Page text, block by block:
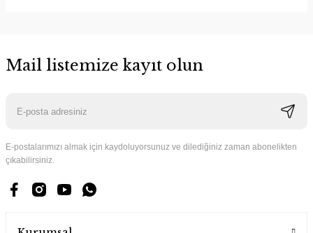
Mail listemize kayıt olun
E-postalarımızı almak için kaydoluyorsunuz ve dilediğiniz zaman abonelikten
çıkabilirsiniz.